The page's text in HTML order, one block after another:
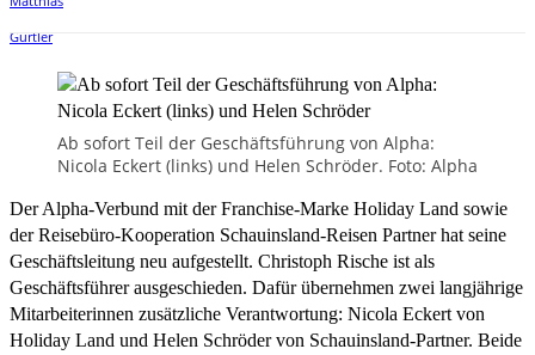
Ab sofort Teil der Geschäftsführung von Alpha:
Nicola Eckert (links) und Helen Schröder. Foto: Alpha
Der Alpha-Verbund mit der Franchise-Marke Holiday Land sowie
der Reisebüro-Kooperation Schauinsland-Reisen Partner hat seine
Geschäftsleitung neu aufgestellt. Christoph Rische ist als
Geschäftsführer ausgeschieden. Dafür übernehmen zwei langjährige
Mitarbeiterinnen zusätzliche Verantwortung: Nicola Eckert von
Holiday Land und Helen Schröder von Schauinsland-Partner. Beide